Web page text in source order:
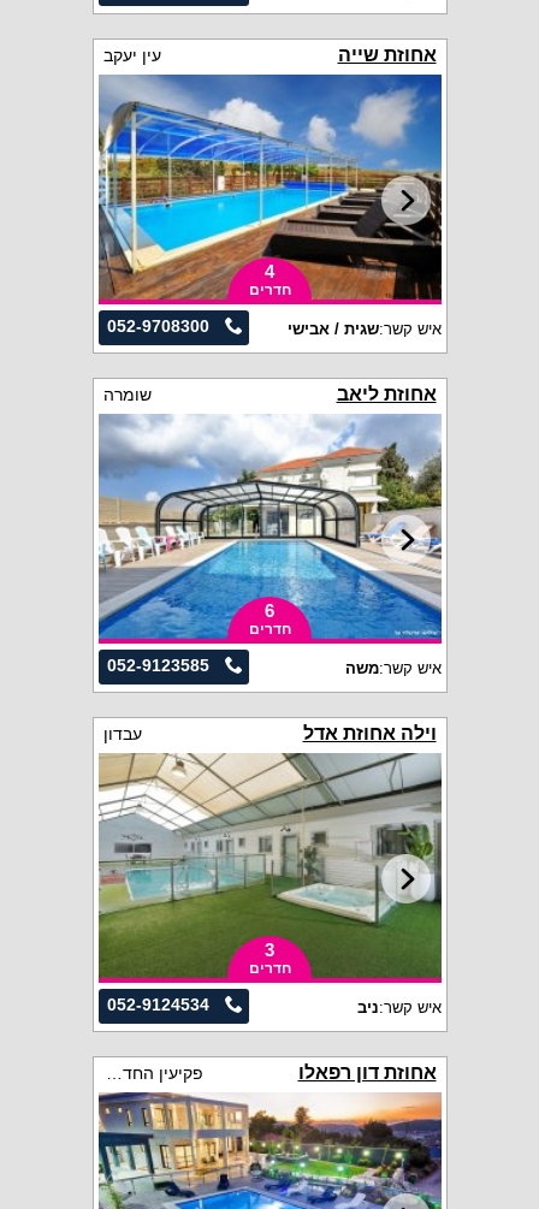
אחוזת שייה עין יעקב
4
חדרים
052-9708300 איש קשר:שגית / אבישי
אחוזת ליאב שומרה
6
חדרים
052-9123585 איש קשר:משה
וילה אחוזת אדל עבדון
3
חדרים
052-9124534 איש קשר:ניב
אחוזת דון רפאלו